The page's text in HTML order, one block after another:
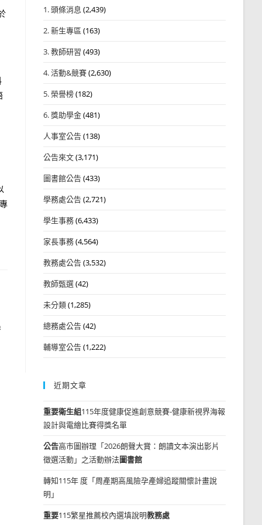
1. 頭條消息 (2,439)
2. 新生專區 (163)
3. 教師研習 (493)
4. 活動&競賽(2,630)
5. 榮譽榜(182)
6. 獎助學金(481)
人事室公告(138)
公告來文(3,171)
圖書館公告(433)
學務處公告(2,721)
學生事務(6,433)
家長事務(4,564)
教務處公告(3,532)
教師甄選(42)
未分類(1,285)
總務處公告(42)
輔導室公告(1,222)
近期文章
重要衛生組115年度健康促進創意競賽-健康新視界海報
設計與電繪比賽得獎名單
公告高市圖辦理「2026朗聲大賞：朗讀文本演出影片
徵選活動」之活動辦法圖書館
轉知115年 度「周產期高風險孕產婦追蹤關懷計畫說
明」
重要115繁星推薦校內選填說明教務處